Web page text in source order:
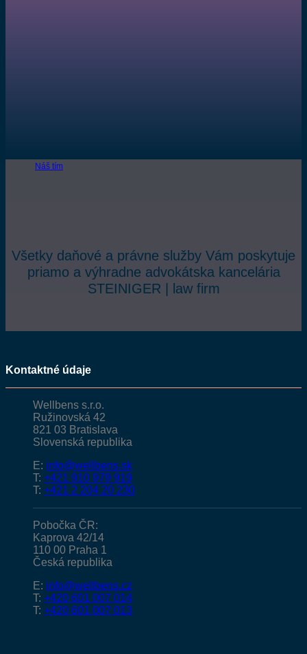
Náš tím
Všetky daňové a právne služby Vám poskytuje
priamo a výhradne advokátska kancelária
STEINIGER | law firm
Kontaktné údaje
Wellbens s.r.o.
Ružinovská 42
821 03 Bratislava
Slovenská republika
E: info@wellbens.sk
T: +421 910 979 919
T: +421 2 204 20 230
Pobočka ČR:
Kaprova 42/14
110 00 Praha 1
Česká republika
E: info@wellbens.cz
T: +420 601 007 014
T: +420 601 007 013